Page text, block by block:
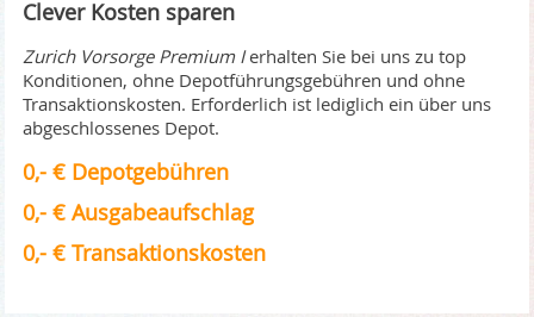
Clever Kosten sparen
Zurich Vorsorge Premium Ierhalten Sie bei uns zu top
Konditionen, ohne Depotführungsgebühren und ohne
Transaktionskosten. Erforderlich ist lediglich ein über uns
abgeschlossenes Depot.
0,- € Depotgebühren
0,- € Ausgabeaufschlag
0,- € Transaktionskosten